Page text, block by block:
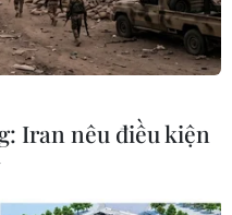
Iran nêu điều kiện